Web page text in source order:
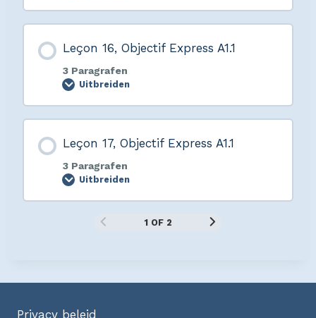
Leçon 16, Objectif Express A1.1
3 Paragrafen
Uitbreiden
Leçon 17, Objectif Express A1.1
3 Paragrafen
Uitbreiden
1 OF 2
Privacy beleid